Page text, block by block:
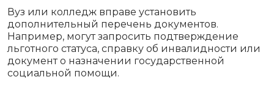
Вуз или колледж вправе установить
дополнительный перечень документов.
Например, могут запросить подтверждение
льготного статуса, справку об инвалидности или
документ о назначении государственной
социальной помощи.